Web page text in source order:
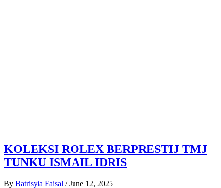
KOLEKSI ROLEX BERPRESTIJ TMJ
TUNKU ISMAIL IDRIS
By Batrisyia Faisal / June 12, 2025